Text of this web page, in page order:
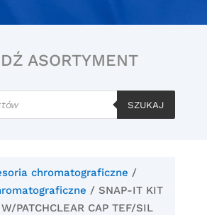
ASORTYMENT
SZUKAJ
chromatograficzne /
/ SNAP-IT KIT
PATCHCLEAR CAP TEF/SIL